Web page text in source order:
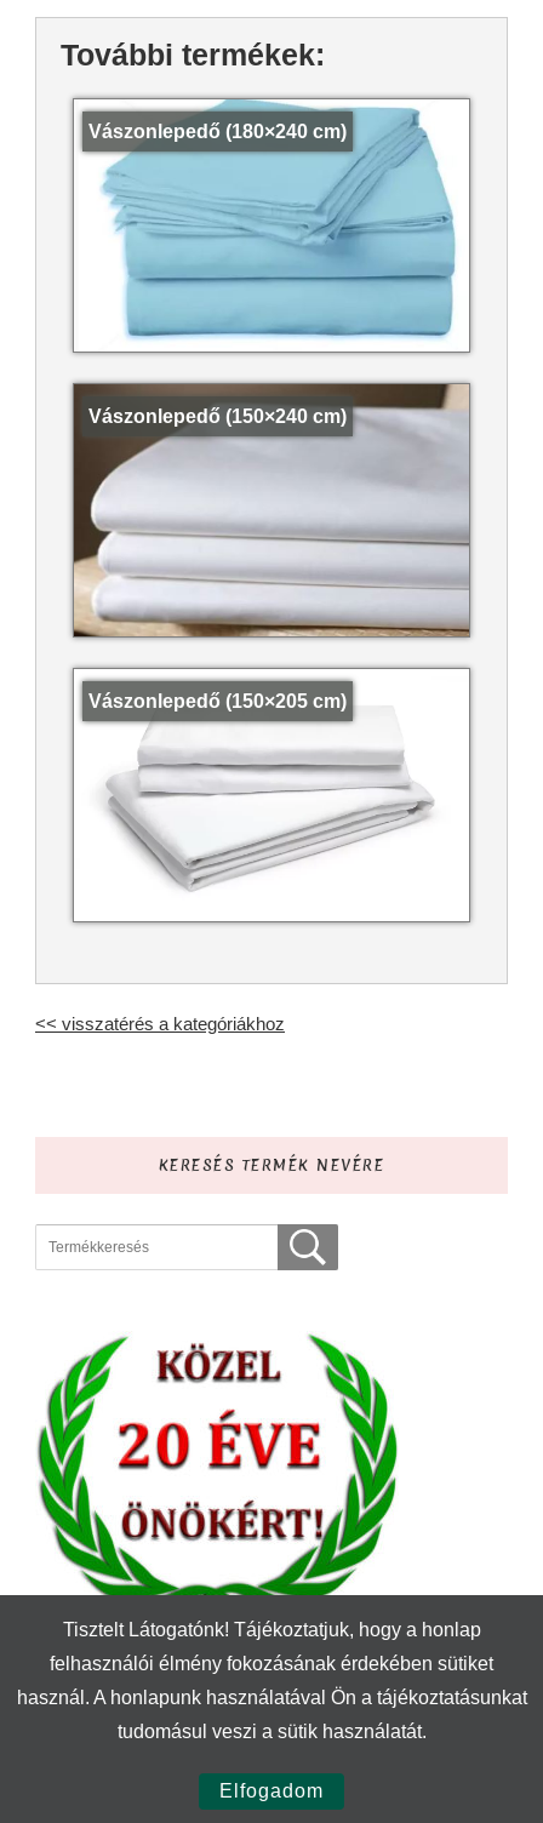
További termékek:
Vászonlepedő (180×240 cm)
Vászonlepedő (150×240 cm)
Vászonlepedő (150×205 cm)
<< visszatérés a kategóriákhoz
KERESÉS TERMÉK NEVÉRE
© Szerzői jog 2026Textil Győr. Minden jog fenntartva.
Recipe | Fejlesztette:Blossom Themes. Motor:
Tisztelt Látogatónk! Tájékoztatjuk, hogy a honlap
felhasználói élmény fokozásának érdekében sütiket
használ. A honlapunk használatával Ön a tájékoztatásunkat
tudomásul veszi a sütik használatát.
Elfogadom